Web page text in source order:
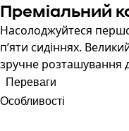
Преміальний
Насолоджуйтеся
п’яти сидіннях.
зручне розташування
Переваги
Особливості